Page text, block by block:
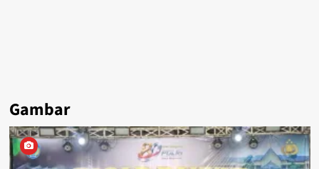
Gambar